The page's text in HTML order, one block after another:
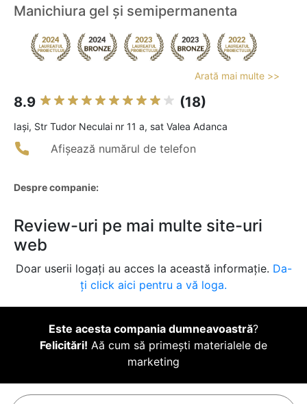
Manichiura gel și semipermanenta
Arată mai multe >>
8.9 (18)
Iaşi, Str Tudor Neculai nr 11 a, sat Valea Adanca
Afișează numărul de telefon
Despre companie:
Review-uri pe mai multe site-uri
web
Doar userii logați au acces la această informație. Da-
ți click aici pentru a vă loga.
Este acesta compania dumneavoastră?
Felicitări! Aă cum să primești materialele de
marketing